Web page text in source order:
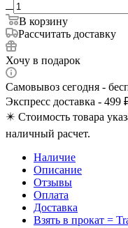
В корзину
Рассчитать доставку
Хочу в подарок
Самовывоз сегодня -
Экспресс доставка - 499
✴️ Стоимость товара
наличный расчет.
Наличие
Описание
Отзывы
Оплата
Доставка
Взять в прокат =